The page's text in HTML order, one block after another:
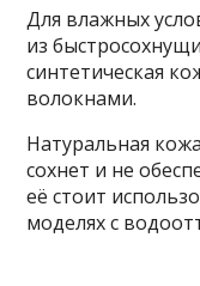
Для влажных
из
синтетическая
волокнами.
Натуральная
сохнет и не
её стоит
моделях с